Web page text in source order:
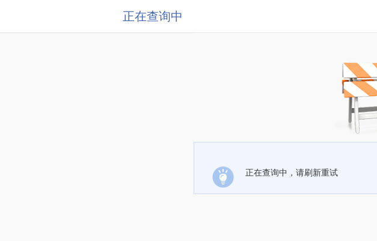
正在查询中
正在查询中，请刷新重试